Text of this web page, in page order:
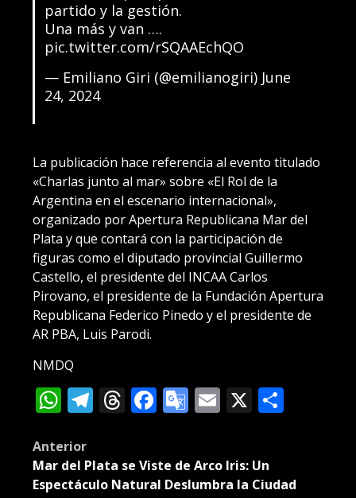
partido y la gestión.
Una más y van ….
pic.twitter.com/rSQAAEchQO
— Emiliano Giri (@emilianogiri) June
24, 2024
La publicación hace referencia al evento titulado
«Charlas junto al mar» sobre «El Rol de la
Argentina en el escenario internacional»,
organizado por Apertura Republicana Mar del
Plata y que contará con la participación de
figuras como el diputado provincial Guillermo
Castello, el presidente del INCAA Carlos
Pirovano, el presidente de la Fundación Apertura
Republicana Federico Pinedo y el presidente de
AR PBA, Luis Parodi.
NMDQ
WhatsApp
Telegram
Threads
Facebook
Google
Email
X
Post
navigation
Anterior
Mar del Plata se Viste de Arco Iris: Un
Espectáculo Natural Deslumbra la Ciudad